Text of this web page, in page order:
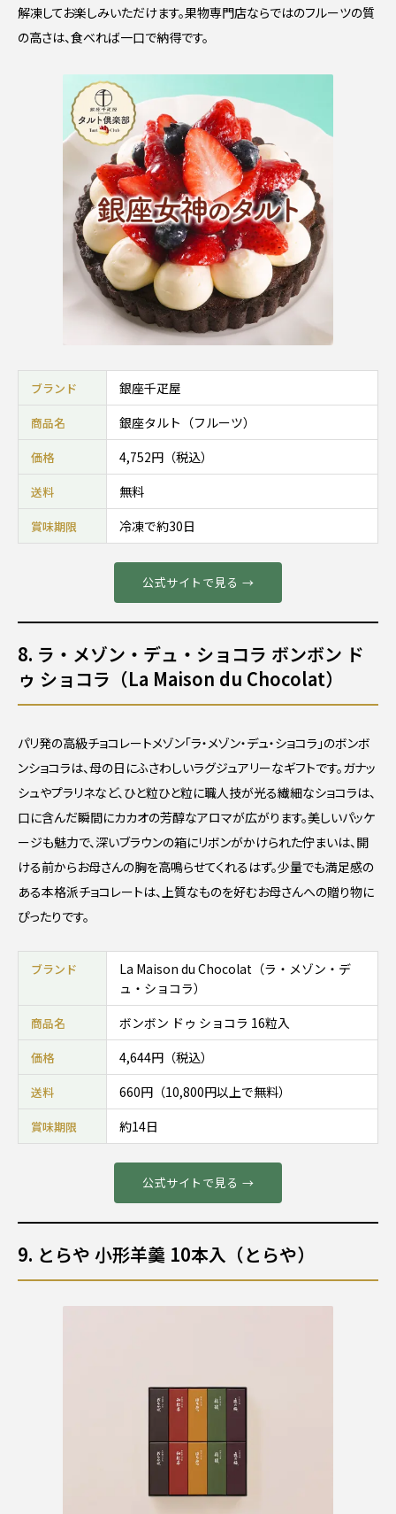
解凍してお楽しみいただけます。果物専門店ならではのフルーツの質
の高さは、食べれば一口で納得です。
ブランド 銀座千疋屋
商品名 銀座タルト（フルーツ）
価格 4,752円（税込）
送料 無料
賞味期限 冷凍で約30日
公式サイトで見る →
8. ラ・メゾン・デュ・ショコラ ボンボン ド
ゥ ショコラ（La Maison du Chocolat）
パリ発の高級チョコレートメゾン「ラ・メゾン・デュ・ショコラ」のボンボ
ンショコラは、母の日にふさわしいラグジュアリーなギフトです。ガナッ
シュやプラリネなど、ひと粒ひと粒に職人技が光る繊細なショコラは、
口に含んだ瞬間にカカオの芳醇なアロマが広がります。美しいパッケ
ージも魅力で、深いブラウンの箱にリボンがかけられた佇まいは、開
ける前からお母さんの胸を高鳴らせてくれるはず。少量でも満足感の
ある本格派チョコレートは、上質なものを好むお母さんへの贈り物に
ぴったりです。
ブランド
La Maison du Chocolat（ラ・メゾン・デ
ュ・ショコラ）
商品名 ボンボン ドゥ ショコラ 16粒入
価格 4,644円（税込）
送料 660円（10,800円以上で無料）
賞味期限 約14日
公式サイトで見る →
9. とらや 小形羊羹 10本入（とらや）